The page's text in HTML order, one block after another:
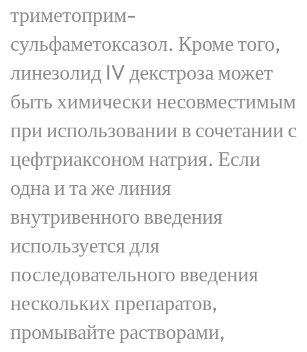
триметоприм-
сульфаметоксазол. Кроме того,
линезолид IV декстроза может
быть химически несовместимым
при использовании в сочетании с
цефтриаксоном натрия. Если
одна и та же линия
внутривенного введения
используется для
последовательного введения
нескольких препаратов,
промывайте растворами,